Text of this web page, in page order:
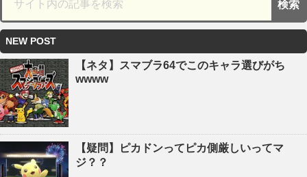
NEW POST
【ネタ】スマブラ64でこのキャラ選びがち
wwww
【疑問】ピカドンってピカ側厳しいってマ
ジ？？